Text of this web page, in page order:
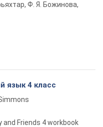
Ф. Я. Божинова,
язык 4 класс
and Friends 4 workbook